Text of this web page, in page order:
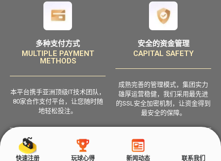
多种支付方式
MULTIPLE PAYMENT
METHODS
本平台携手亚洲顶级IT技术团队，
80家合作支付平台，让您随时随
地轻松投注。
安全的资金管理
CAPITAL SAFETY
成熟完善的管理模式，集团实力
雄厚运营稳健，我们采用最先进
的SSL安全加密机制，让资金得到
最安全的保障。
Copyrights by Sabasports GROUP 沙巴体育 2021-2024. All Rights Reserved.
快速注册 玩球心得 新闻动态 联系我们